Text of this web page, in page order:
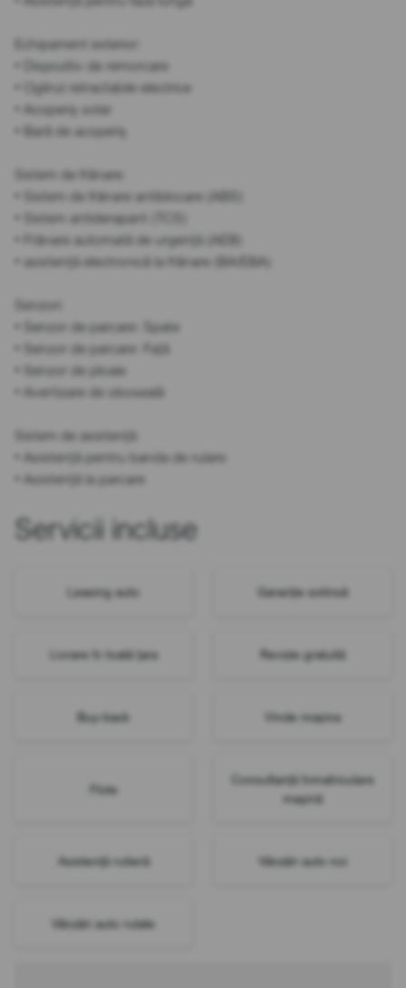
Echipament exterior:
• Dispozitiv de remorcare
• Oglinzi retractabile electrice
• Acoperiș solar
• Bară de acoperiș
Sistem de frânare:
• Sistem de frânare antiblocare (ABS)
• Sistem antiderapant (TCS)
• Frânare automată de urgență (AEB)
• asistență electronică la frânare (BA/EBA)
Senzori:
• Senzor de parcare: Spate
• Senzor de parcare: Față
• Senzor de ploaie
• Avertizare de oboseală
Sistem de asistență:
• Asistență pentru banda de rulare
• Asistență la parcare
Servicii incluse
Leasing auto Garanție extinsă
Livrare în toată țara Revizie gratuită
Buy-back Vinde mașina
Flote
Consultanță înmatriculare
mașină
Asistență rutieră Vânzări auto noi
Vânzări auto rulate